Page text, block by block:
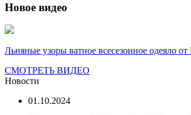
Новое видео
Льняные узоры ватное всесезонное одеяло от
СМОТРЕТЬ ВИДЕО
Новости
01.10.2024